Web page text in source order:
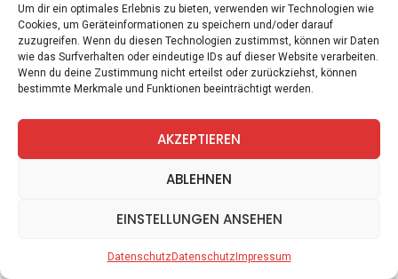
Um dir ein optimales Erlebnis zu bieten, verwenden wir Technologien wie
Cookies, um Geräteinformationen zu speichern und/oder darauf
zuzugreifen. Wenn du diesen Technologien zustimmst, können wir Daten
wie das Surfverhalten oder eindeutige IDs auf dieser Website verarbeiten.
Wenn du deine Zustimmung nicht erteilst oder zurückziehst, können
bestimmte Merkmale und Funktionen beeinträchtigt werden.
AKZEPTIEREN
ABLEHNEN
EINSTELLUNGEN ANSEHEN
DatenschutzDatenschutzImpressum
Spiele Zitate Kontakt Datenschutz Impressum